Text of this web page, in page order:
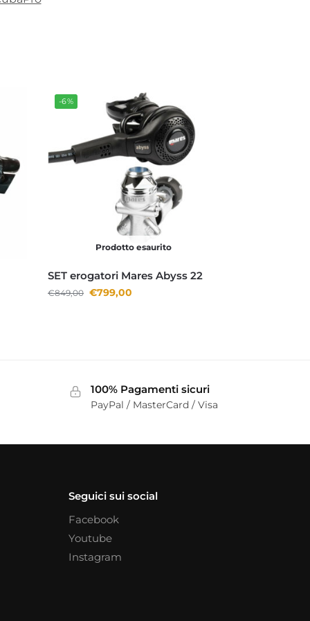
-6%
Prodotto esaurito
SET erogatori Mares Abyss 22
€849,00 €799,00
100% Pagamenti sicuri
PayPal / MasterCard / Visa
Seguici sui social
Facebook
Youtube
Instagram